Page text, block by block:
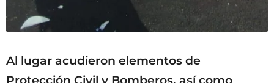
Al lugar acudieron elementos de